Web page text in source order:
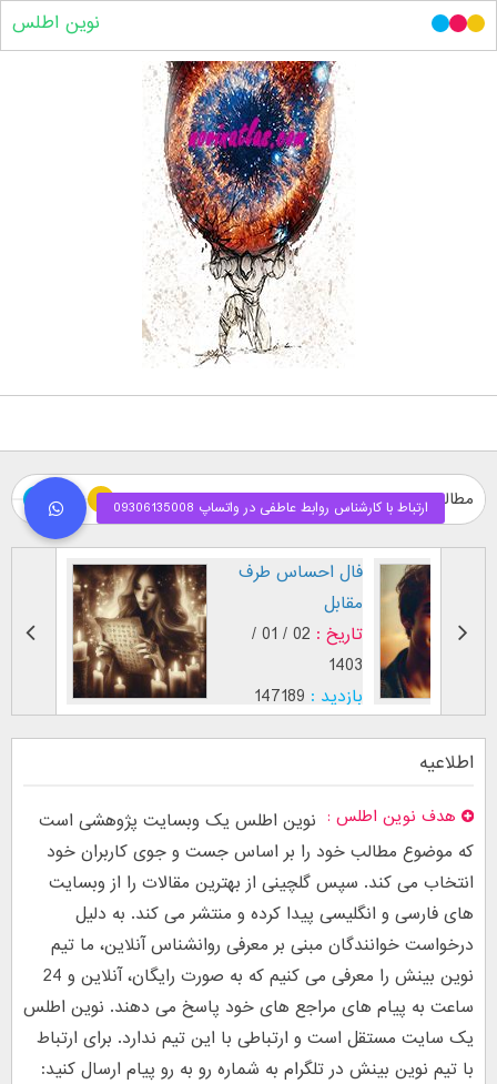
نوین اطلس
مطالب ویژه
فال احساس طرف
مقابل
تاریخ :
1403
بازدید :147189
طرز نگاه پسر عاشق (
بر اساس [...]
تاریخ :
29 / 12 /
بازدید :26752
اطلاعیه
هدف نوین اطلس
نوین اطلس یک وبسایت پژوهشی است
که موضوع مطالب خود را بر اساس جست و جوی کاربران خود
انتخاب می کند. سپس گلچینی از بهترین مقالات را از وبسایت
های فارسی و انگلیسی پیدا کرده و منتشر می کند. به دلیل
درخواست خوانندگان مبنی بر معرفی روانشناس آنلاین، ما تیم
نوین بینش را معرفی می کنیم که به صورت رایگان، آنلاین و 24
ساعت به پیام های مراجع های خود پاسخ می دهند. نوین اطلس
یک سایت مستقل است و ارتباطی با این تیم ندارد. برای ارتباط
با تیم نوین بینش در تلگرام به شماره رو به رو پیام ارسال کنید: